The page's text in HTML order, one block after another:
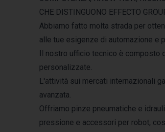
CHE DISTINGUONO EFFECTO
Abbiamo fatto molta strada per
alle tue esigenze di automazione e
Il nostro ufficio tecnico è composto
personalizzate.
L'attività sui mercati internazionali
avanzata.
Offriamo pinze pneumatiche e
pressione e accessori per robot,